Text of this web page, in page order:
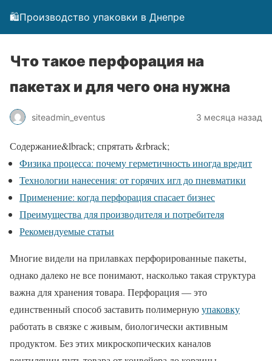
🛍️Производство упаковки в Днепре
Что такое перфорация на
пакетах и для чего она нужна
siteadmin_eventus 3 месяца назад
Содержание&lbrack; спрятать &rbrack;
Физика процесса: почему герметичность иногда вредит
Технологии нанесения: от горячих игл до пневматики
Применение: когда перфорация спасает бизнес
Преимущества для производителя и потребителя
Рекомендуемые статьи
Многие видели на прилавках перфорированные пакеты,
однако далеко не все понимают, насколько такая структура
важна для хранения товара. Перфорация — это
единственный способ заставить полимернуюупаковку
работать в связке с живым, биологически активным
продуктом. Без этих микроскопических каналов